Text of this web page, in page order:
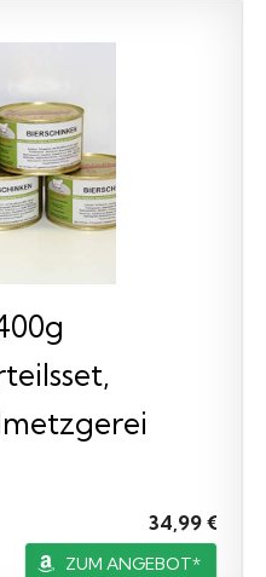
34,99 €
ZUM ANGEBOT*